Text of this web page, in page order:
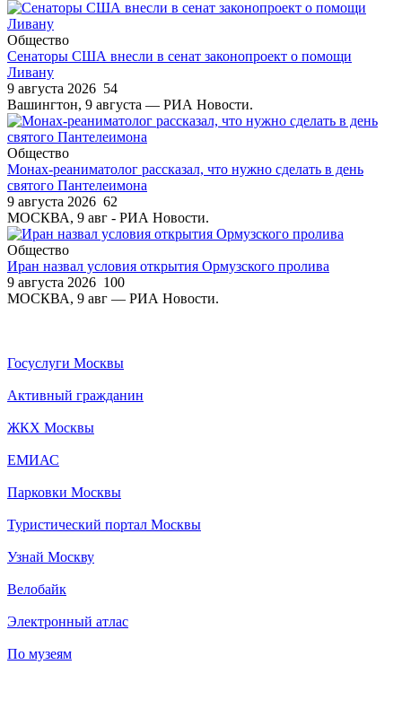
Общество
Сенаторы США внесли в сенат законопроект о помощи
Ливану
9 августа 2026 54
Вашингтон, 9 августа — РИА Новости.
Общество
Монах-реаниматолог рассказал, что нужно сделать в день
святого Пантелеимона
9 августа 2026 62
МОСКВА, 9 авг - РИА Новости.
Общество
Иран назвал условия открытия Ормузского пролива
9 августа 2026 100
МОСКВА, 9 авг — РИА Новости.
Госуслуги Москвы
Активный гражданин
ЖКХ Москвы
ЕМИАС
Парковки Москвы
Туристический портал Москвы
Узнай Москву
Велобайк
Электронный атлас
По музеям